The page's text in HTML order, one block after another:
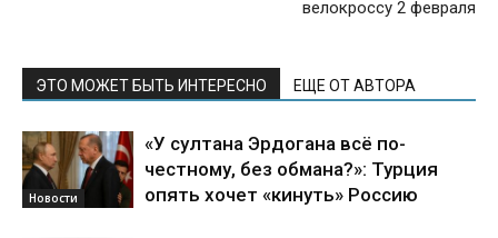
велокроссу 2 февраля
ЭТО МОЖЕТ БЫТЬ ИНТЕРЕСНО ЕЩЕ ОТ АВТОРА
Новости
«У султана Эрдогана всё по-
честному, без обмана?»: Турция
опять хочет «кинуть» Россию